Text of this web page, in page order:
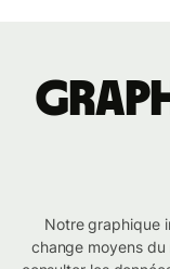
Notre graphique
change moyens